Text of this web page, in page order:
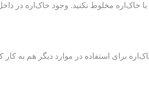
خاک‌اره مخلوط نکنید. وجود خاک‌اره در
برای استفاده در موارد دیگر هم به کار